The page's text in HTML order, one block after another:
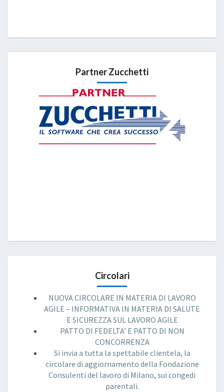
Partner Zucchetti
Circolari
NUOVA CIRCOLARE IN MATERIA DI LAVORO
AGILE – INFORMATIVA IN MATERIA DI SALUTE
E SICUREZZA SUL LAVORO AGILE
PATTO DI FEDELTA’ E PATTO DI NON
CONCORRENZA
Si invia a tutta la spettabile clientela, la
circolare di aggiornamento della Fondazione
Consulenti del lavoro di Milano, sui congedi
parentali.